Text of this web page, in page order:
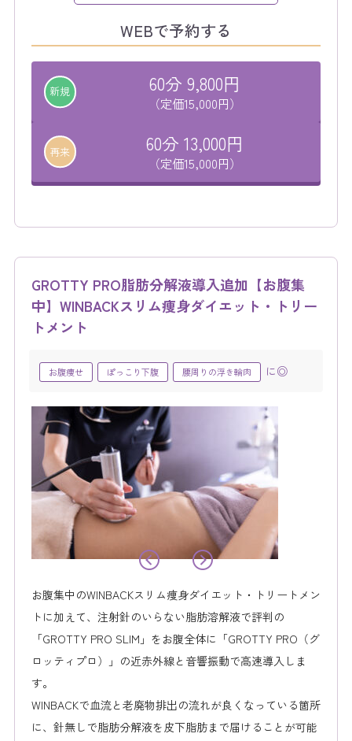
WEBで予約する
新規 60分 9,800円
（定価15,000円）
再来 60分 13,000円
（定価15,000円）
GROTTY PRO脂肪分解液導入追加【お腹集
中】WINBACKスリム痩身ダイエット・トリー
トメント
お腹痩せ ぽっこり下腹 腰周りの浮き輪肉 に◎
お腹集中のWINBACKスリム痩身ダイエット・トリートメン
トに加えて、注射針のいらない脂肪溶解液で評判の
「GROTTY PRO SLIM」をお腹全体に「GROTTY PRO（グ
ロッティプロ）」の近赤外線と音響振動で高速導入しま
す。
WINBACKで血流と老廃物排出の流れが良くなっている箇所
に、針無しで脂肪分解液を皮下脂肪まで届けることが可能